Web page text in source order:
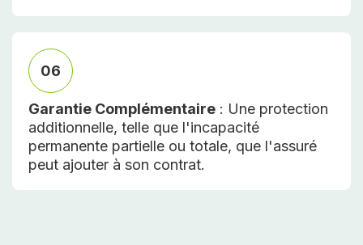
06
Garantie Complémentaire : Une protection
additionnelle, telle que l'incapacité
permanente partielle ou totale, que l'assuré
peut ajouter à son contrat.